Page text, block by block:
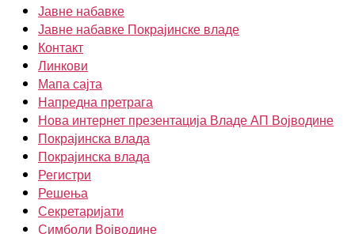
Јавне набавке
Јавне набавке Покрајинске владе
Контакт
Линкови
Мапа сајта
Напредна претрага
Нова интернет презентација Владе АП Војводине
Покрајинска влада
Покрајинска влада
Регистри
Решења
Секретаријати
Симболи Војводине